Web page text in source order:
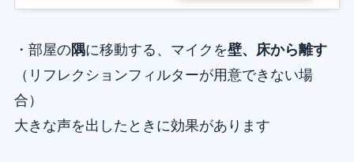
・部屋の隅に移動する、マイクを壁、床から離す
（リフレクションフィルターが用意できない場
合）
大きな声を出したときに効果があります